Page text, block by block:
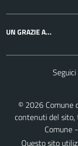
UN GRAZIE A...
© 2026Comune
contenuti del sito,
Comune
Questo sito